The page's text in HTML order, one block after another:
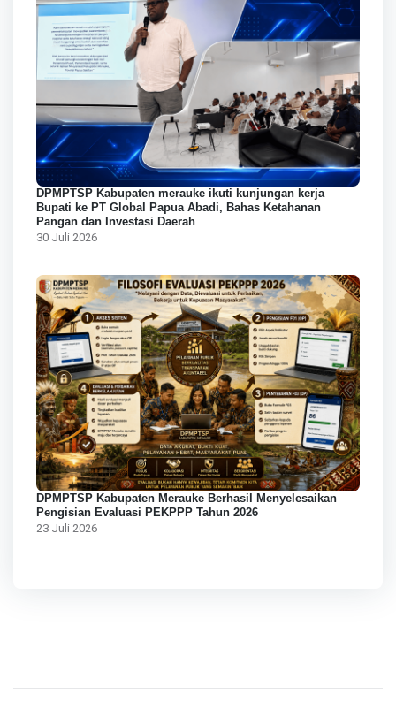
DPMPTSP Kabupaten merauke ikuti kunjungan kerja
Bupati ke PT Global Papua Abadi, Bahas Ketahanan
Pangan dan Investasi Daerah
30 Juli 2026
DPMPTSP Kabupaten Merauke Berhasil Menyelesaikan
Pengisian Evaluasi PEKPPP Tahun 2026
23 Juli 2026